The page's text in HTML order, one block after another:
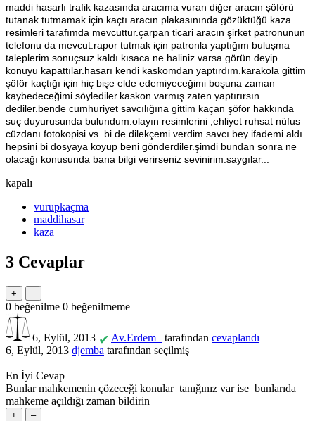
maddi hasarlı trafik kazasında aracıma vuran diğer aracın şöförü
tutanak tutmamak için kaçtı.aracın plakasınında gözüktüğü kaza
resimleri tarafımda mevcuttur.çarpan ticari aracın şirket patronunun
telefonu da mevcut.rapor tutmak için patronla yaptığım buluşma
taleplerim sonuçsuz kaldı kısaca ne haliniz varsa görün deyip
konuyu kapattılar.hasarı kendi kaskomdan yaptırdım.karakola gittim
şöför kaçtığı için hiç bişe elde edemiyeceğimi boşuna zaman
kaybedeceğimi söylediler.kaskon varmış zaten yaptırırsın
dediler.bende cumhuriyet savcılığına gittim kaçan şöför hakkında
suç duyurusunda bulundum.olayın resimlerini ,ehliyet ruhsat nüfus
cüzdanı fotokopisi vs. bi de dilekçemi verdim.savcı bey ifademi aldı
hepsini bi dosyaya koyup beni gönderdiler.şimdi bundan sonra ne
olacağı konusunda bana bilgi verirseniz sevinirim.saygılar...
kapalı
vurupkaçma
maddihasar
kaza
3 Cevaplar
0 beğenilme 0 beğenilmeme
6, Eylül, 2013 ✔ Av.Erdem_ tarafından cevaplandı
6, Eylül, 2013 djemba tarafından seçilmiş
En İyi Cevap
Bunlar mahkemenin çözeceği konular tanığınız var ise bunlarıda
mahkeme açıldığı zaman bildirin